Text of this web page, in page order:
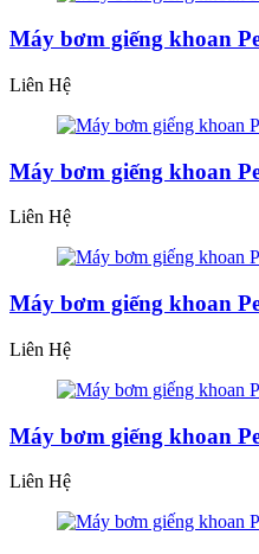
Máy bơm giếng khoan
Liên Hệ
Máy bơm giếng khoan
Liên Hệ
Máy bơm giếng khoan
Liên Hệ
Máy bơm giếng khoan
Liên Hệ